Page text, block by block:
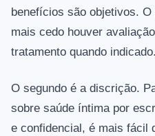
benefícios são objetivos.
mais cedo houver
tratamento quando indicado.
O segundo é a discrição.
sobre saúde íntima por
e confidencial, é mais fácil